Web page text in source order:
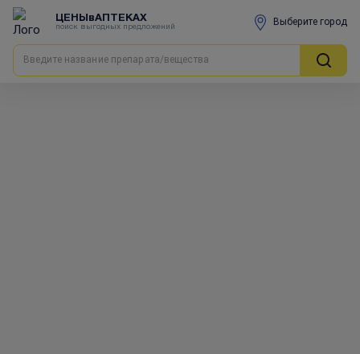
ЦЕНЫвАПТЕКАХ
поиск выгодных предложений Выберите город